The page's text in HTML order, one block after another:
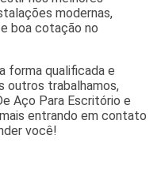
modernas,
boa cotação no
forma qualificada e
outros trabalhamos,
Aço Para Escritório e
entrando em contato
você!